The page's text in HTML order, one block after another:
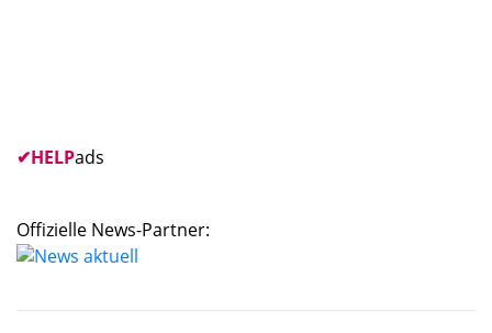
✔HELPads
Offizielle News-Partner: